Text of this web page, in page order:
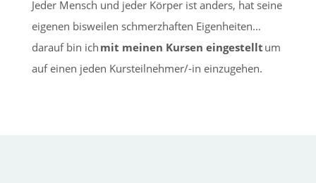
Jeder Mensch und jeder Körper ist anders, hat seine
eigenen bisweilen schmerzhaften Eigenheiten…
darauf bin ich mit meinen Kursen eingestellt um
auf einen jeden Kursteilnehmer/-in einzugehen.